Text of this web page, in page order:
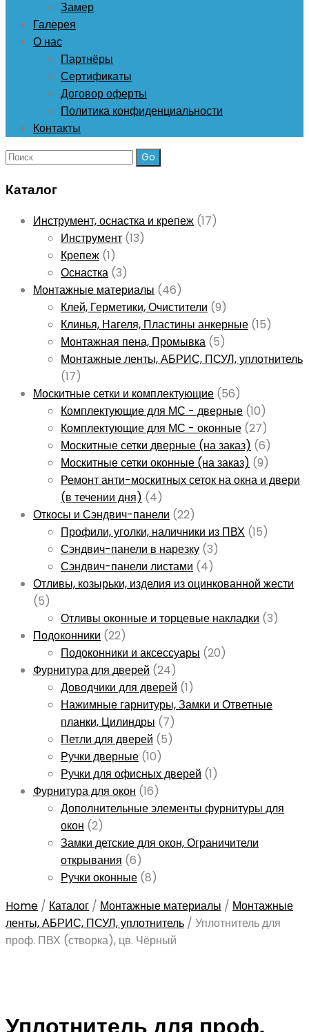
Замер
Галерея
О нас
Партнёры
Сертификаты
Договор оферты
Политика конфиденциальности
Контакты
Поиск:
Каталог
Инструмент, оснастка и крепеж (17)
Инструмент (13)
Крепеж (1)
Оснастка (3)
Монтажные материалы (46)
Клей, Герметики, Очистители (9)
Клинья, Нагеля, Пластины анкерные (15)
Монтажная пена, Промывка (5)
Монтажные ленты, АБРИС, ПСУЛ, уплотнитель
(17)
Москитные сетки и комплектующие (56)
Комплектующие для МС - дверные (10)
Комплектующие для МС - оконные (27)
Москитные сетки дверные (на заказ) (6)
Москитные сетки оконные (на заказ) (9)
Ремонт анти-москитных сеток на окна и двери
(в течении дня) (4)
Откосы и Сэндвич-панели (22)
Профили, уголки, наличники из ПВХ (15)
Сэндвич-панели в нарезку (3)
Сэндвич-панели листами (4)
Отливы, козырьки, изделия из оцинкованной жести
(5)
Отливы оконные и торцевые накладки (3)
Подоконники (22)
Подоконники и аксессуары (20)
Фурнитура для дверей (24)
Доводчики для дверей (1)
Нажимные гарнитуры, Замки и Ответные
планки, Цилиндры (7)
Петли для дверей (5)
Ручки дверные (10)
Ручки для офисных дверей (1)
Фурнитура для окон (16)
Дополнительные элементы фурнитуры для
окон (2)
Замки детские для окон, Ограничители
открывания (6)
Ручки оконные (8)
Home / Каталог / Монтажные материалы / Монтажные
ленты, АБРИС, ПСУЛ, уплотнитель / Уплотнитель для
проф. ПВХ (створка), цв. Чёрный